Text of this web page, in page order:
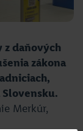
z daňových
zákona
Merkúr,